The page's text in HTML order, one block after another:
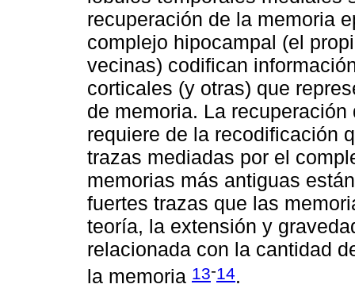
recuperación de la memoria
complejo hipocampal (el
vecinas) codifican
corticales (y otras) que
de memoria. La
requiere de la recodificación
trazas mediadas por el
memorias más antiguas
fuertes trazas que las
teoría, la extensión y
relacionada con la cantidad
la memoria 13-14.